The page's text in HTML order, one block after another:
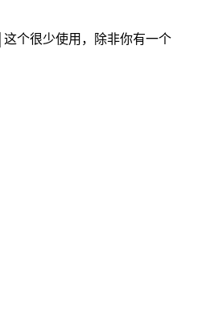
这个很少使用，除非你有一个